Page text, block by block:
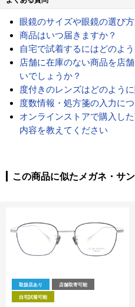
眼鏡のサイズや眼鏡の選び方
商品はいつ届きますか？
自宅で試着するにはどのよ
店舗に在庫のない商品を店
いでしょうか？
度付きのレンズはどのよう
度数情報・処方箋の入力に
オンラインストアで購入し
内容を教えてください
この商品に似たメガネ・サ
取扱店あり 店舗取寄可能
自宅試着可能